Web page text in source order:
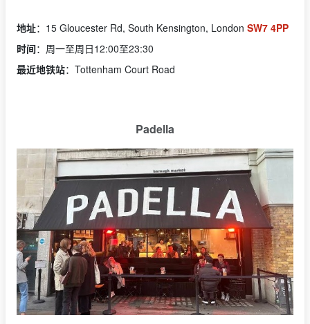
地址：15 Gloucester Rd, South Kensington, London SW7 4PP
时间：周一至周日12:00至23:30
最近地铁站：Tottenham Court Road
Padella